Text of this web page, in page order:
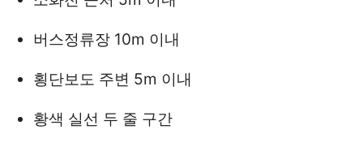
버스정류장 10m 이내
횡단보도 주변 5m 이내
황색 실선 두 줄 구간